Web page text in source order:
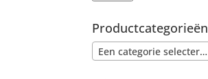
Productcategorieën
Een categorie selecteren